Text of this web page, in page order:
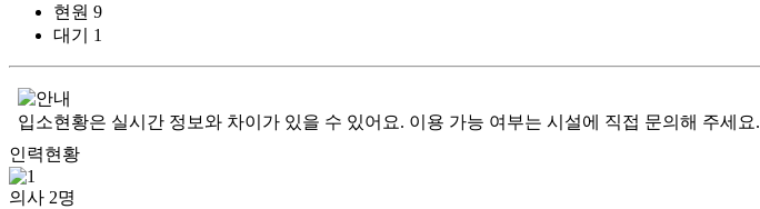
현원 9
대기
1
입소현황은 실시간 정보와 차이가 있을 수 있어요. 이용 가능 여부는 시설에 직접 문의해 주세요.
인력현황
의사 2명